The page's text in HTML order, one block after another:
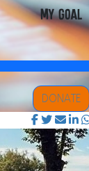
My Goal
DONATE